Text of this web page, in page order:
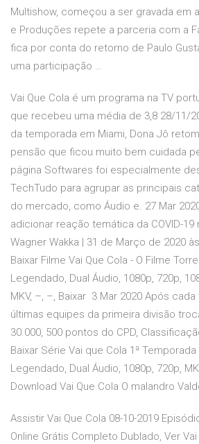
Multishow, começou a ser gravada em
e Produções repete a parceria com a
fica por conta do retorno de Paulo
uma participação …
Vai Que Cola é um programa na TV
que recebeu uma média de 3,8 28/11/
da temporada em Miami, Dona Jô
pensão que ficou muito bem cuidada
página Softwares foi especialmente
TechTudo para agrupar as principais
do mercado, como Áudio e. 27 Mar
adicionar reação temática da COVID-
Wagner Wakka | 31 de Março de 2020
Baixar Filme Vai Que Cola - O Filme
Legendado, Dual Áudio, 1080p, 720p,
MKV, –, –, Baixar 3 Mar 2020 Após
últimas equipes da primeira divisão
30.000, 500 pontos do CPD,
Baixar Série Vai que Cola 1ª
Legendado, Dual Áudio, 1080p, 720p,
Download Vai Que Cola O malandro
Assistir Vai Que Cola 08-10-2019
Online Grátis Completo Dublado, Ver